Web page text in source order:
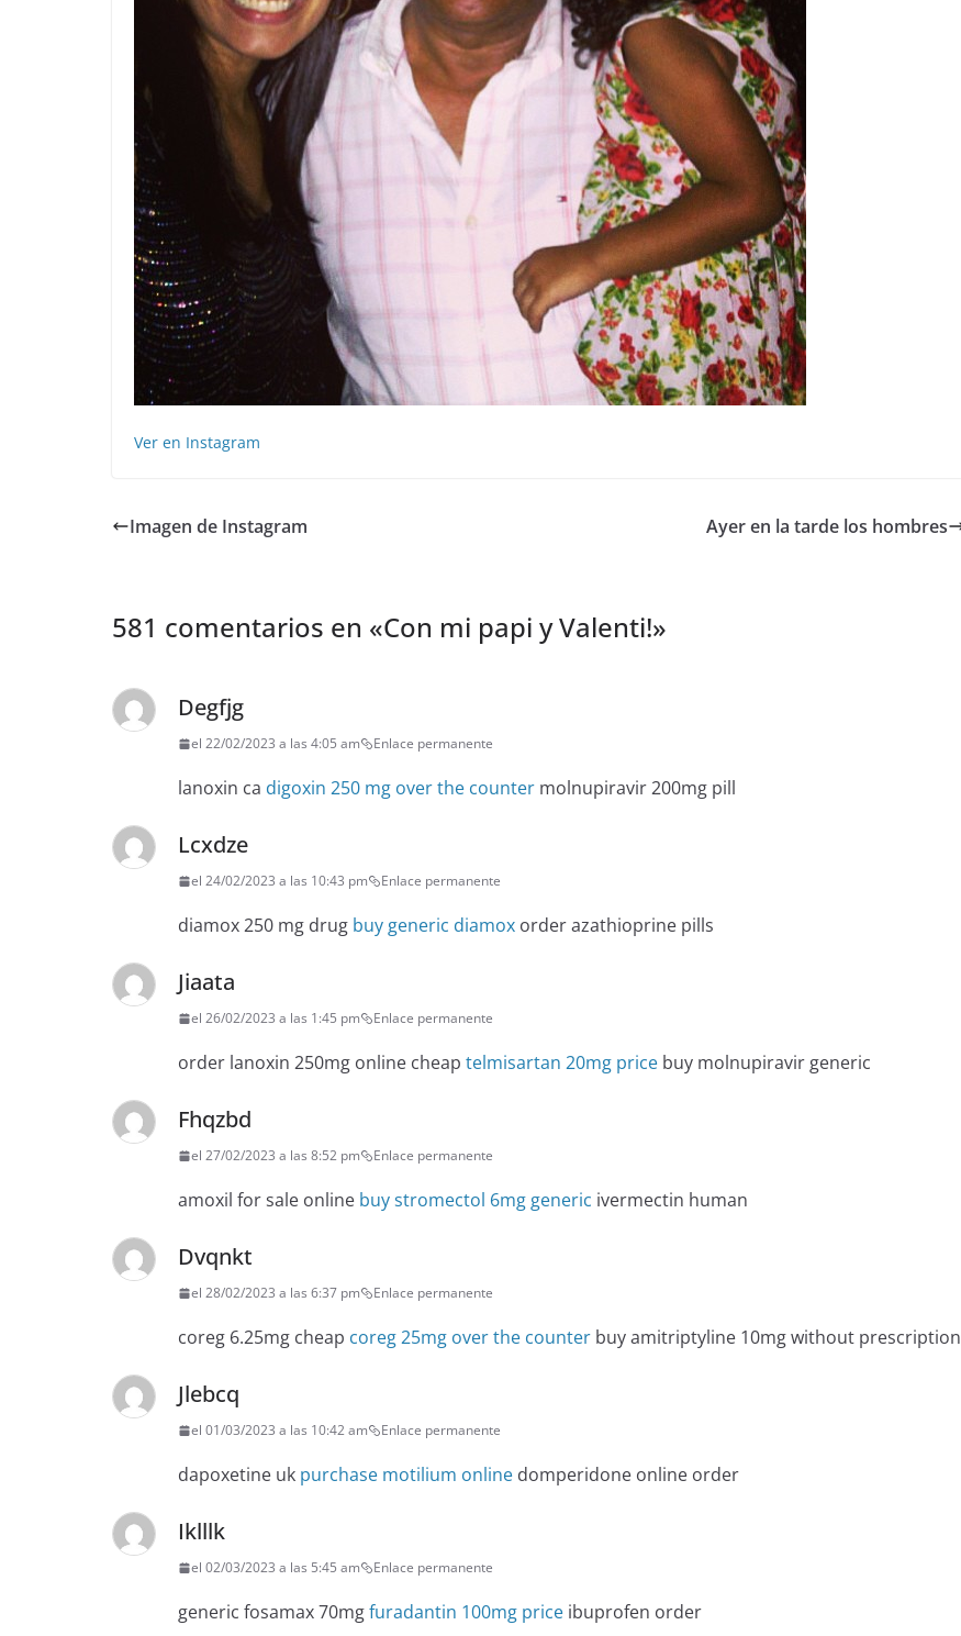
Ver en Instagram
Imagen de Instagram Ayer en la tarde los hombres
581 comentarios en «Con mi papi y Valenti!»
Degfjg
el 22/02/2023 a las 4:05 am Enlace permanente
lanoxin ca digoxin 250 mg over the counter molnupiravir 200mg pill
Lcxdze
el 24/02/2023 a las 10:43 pm Enlace permanente
diamox 250 mg drug buy generic diamox order azathioprine pills
Jiaata
el 26/02/2023 a las 1:45 pm Enlace permanente
order lanoxin 250mg online cheap telmisartan 20mg price buy molnupiravir generic
Fhqzbd
el 27/02/2023 a las 8:52 pm Enlace permanente
amoxil for sale online buy stromectol 6mg generic ivermectin human
Dvqnkt
el 28/02/2023 a las 6:37 pm Enlace permanente
coreg 6.25mg cheap coreg 25mg over the counter buy amitriptyline 10mg without prescription
Jlebcq
el 01/03/2023 a las 10:42 am Enlace permanente
dapoxetine uk purchase motilium online domperidone online order
Iklllk
el 02/03/2023 a las 5:45 am Enlace permanente
generic fosamax 70mgfuradantin 100mg price ibuprofen order